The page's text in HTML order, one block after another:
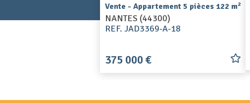
Vente - Appartement 5 pièces 122 m2
NANTES (44300)
REF. JAD3369-A-18
375 000 €